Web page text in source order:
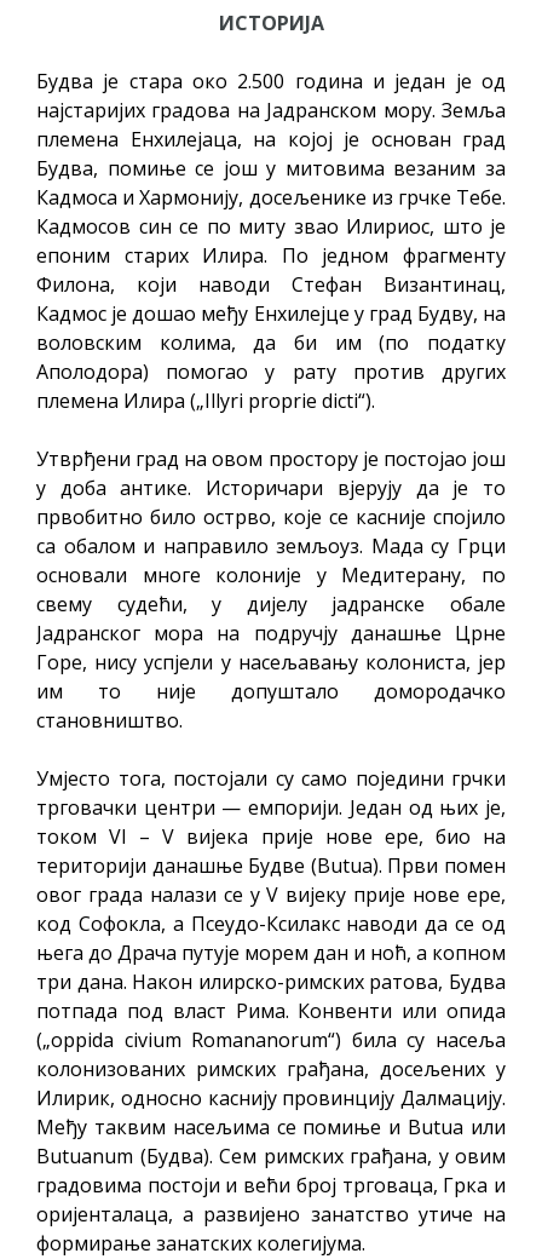
ИСТОРИЈА
Будва је стара око 2.500 година и један је од
најстаријих градова на Јадранском мору. Земља
племена Енхилејаца, на којој је основан град
Будва, помиње се још у митовима везаним за
Кадмоса и Хармонију, досељенике из грчке Тебе.
Кадмосов син се по миту звао Илириос, што је
епоним старих Илира. По једном фрагменту
Филона, који наводи Стефан Византинац,
Кадмос је дошао међу Енхилејце у град Будву, на
воловским колима, да би им (по податку
Аполодора) помогао у рату против других
племена Илира („Illyri proprie dicti“).
Утврђени град на овом простору је постојао још
у доба антике. Историчари вјерују да је то
првобитно било острво, које се касније спојило
са обалом и направило земљоуз. Мада су Грци
основали многе колоније у Медитерану, по
свему судећи, у дијелу јадранске обале
Јадранског мора на подручју данашње Црне
Горе, нису успјели у насељавању колониста, јер
им то није допуштало домородачко
становништво.
Умјесто тога, постојали су само поједини грчки
трговачки центри — емпорији. Један од њих је,
током VI – V вијека прије нове ере, био на
територији данашње Будве (Butua). Први помен
овог града налази се у V вијеку прије нове ере,
код Софокла, а Псеудо-Ксилакс наводи да се од
њега до Драча путује морем дан и ноћ, а копном
три дана. Након илирско-римских ратова, Будва
потпада под власт Рима. Конвенти или опида
(„oppida civium Romananorum“) била су насеља
колонизованих римских грађана, досељених у
Илирик, односно каснију провинцију Далмацију.
Међу таквим насељима се помиње и Butua или
Butuanum (Будва). Сем римских грађана, у овим
градовима постоји и већи број трговаца, Грка и
оријенталаца, а развијено занатство утиче на
формирање занатских колегијума.